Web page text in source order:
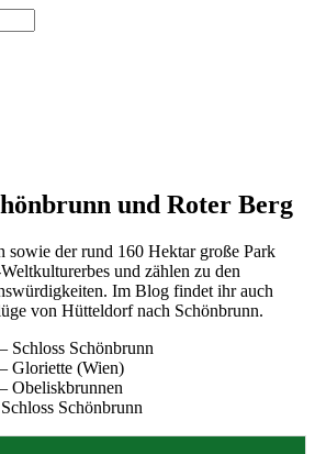
und Roter Berg
sowie der rund 160 Hektar große Park
und zählen zu den
Im Blog findet ihr auch
von Hütteldorf nach Schönbrunn.
– Schloss Schönbrunn
– Gloriette (Wien)
– Obeliskbrunnen
Schönbrunn